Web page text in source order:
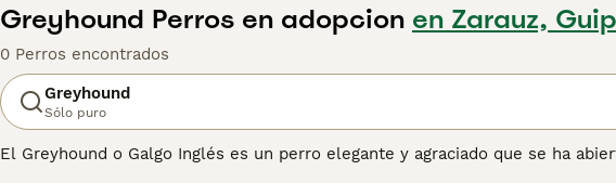
Greyhound Perros en adopcion en Zarauz,
0 Perros encontrados
Greyhound
Sólo puro
El Greyhound o Galgo Inglés es un perro elegante y agraciado que se ha